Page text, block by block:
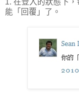
1. 在登入的狀態下
能「回覆」了。